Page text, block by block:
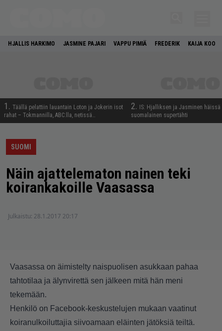
HJALLIS HARKIMO JASMINE PAJARI VAPPU PIMIÄ FREDERIK KAIJA KOO
1. Täällä pelattiin lauantain Loton ja Jokerin isot
rahat – Tokmannilla, ABC:lla, netissä…
2.
IS: Hjalliksen ja Jasminen häissä
suomalainen supertähti
SUOMI
Näin ajattelematon nainen teki
koirankakoille Vaasassa
Julkaistu: 28.1.2017 20:17
Vaasassa on äimistelty naispuolisen asukkaan pahaa
tahtotilaa ja älynvirettä sen jälkeen mitä hän meni
tekemään.
Henkilö on Facebook-keskustelujen mukaan vaatinut
koiranulkoiluttajia siivoamaan eläinten jätöksiä teiltä.